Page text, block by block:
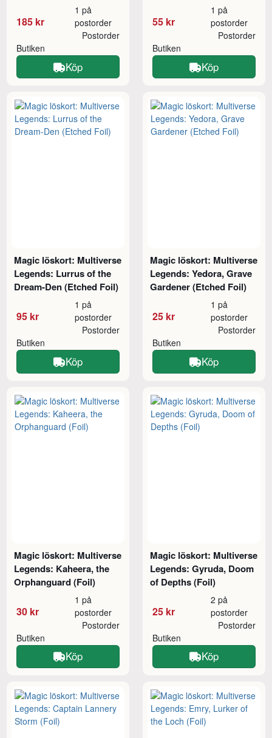
185 kr
1 på
postorder
Butiken
Postorder
Köp
55 kr
1 på
postorder
Butiken
Postorder
Köp
Magic löskort: Multiverse
Legends: Lurrus of the
Dream-Den (Etched Foil)
95 kr
1 på
postorder
Butiken
Postorder
Köp
Magic löskort: Multiverse
Legends: Yedora, Grave
Gardener (Etched Foil)
25 kr
1 på
postorder
Butiken
Postorder
Köp
Magic löskort: Multiverse
Legends: Kaheera, the
Orphanguard (Foil)
30 kr
1 på
postorder
Butiken
Postorder
Köp
Magic löskort: Multiverse
Legends: Gyruda, Doom
of Depths (Foil)
25 kr
2 på
postorder
Butiken
Postorder
Köp